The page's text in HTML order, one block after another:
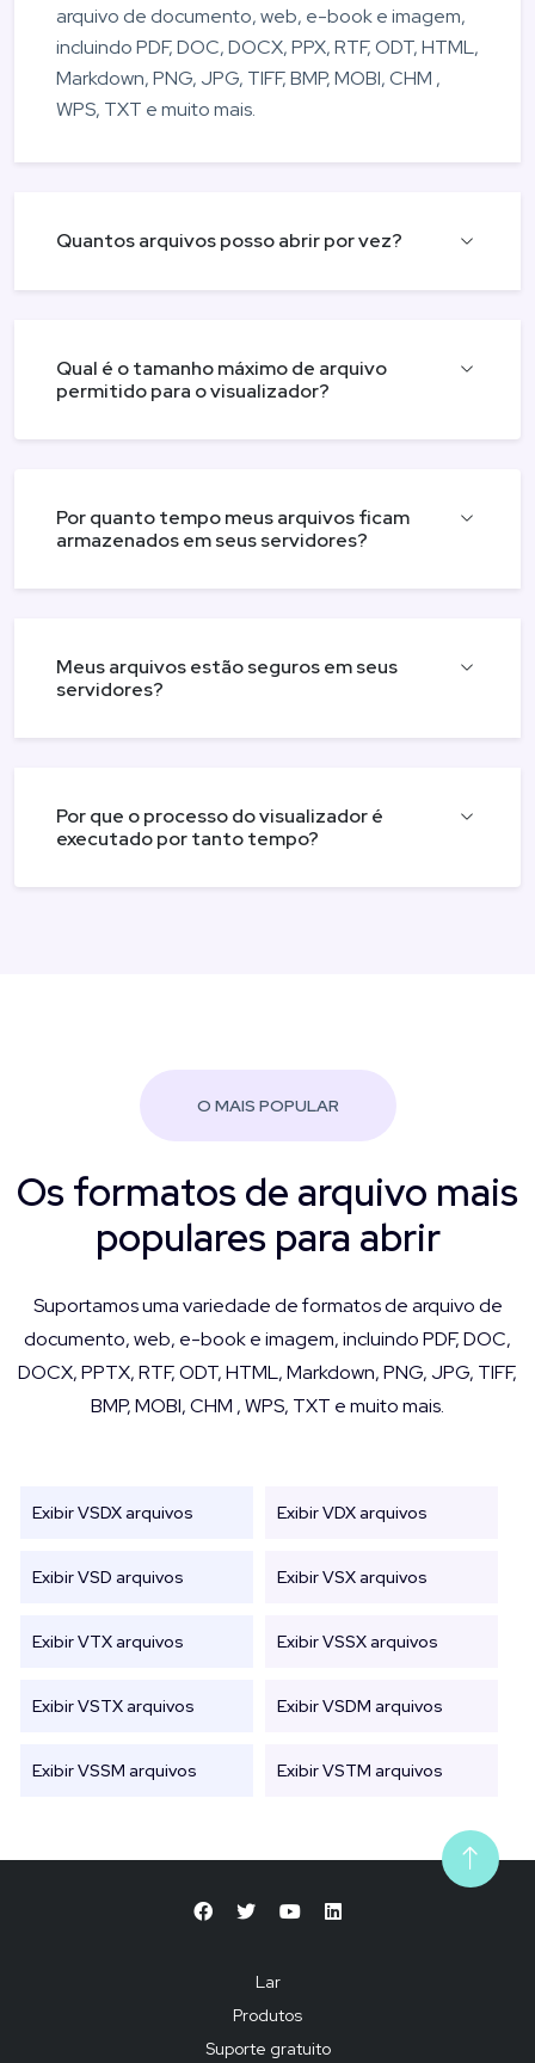
arquivo de documento, web, e-book e imagem,
incluindo PDF, DOC, DOCX, PPX, RTF, ODT, HTML,
Markdown, PNG, JPG, TIFF, BMP, MOBI, CHM ,
WPS, TXT e muito mais.
Quantos arquivos posso abrir por vez?
Qual é o tamanho máximo de arquivo
permitido para o visualizador?
Por quanto tempo meus arquivos ficam
armazenados em seus servidores?
Meus arquivos estão seguros em seus
servidores?
Por que o processo do visualizador é
executado por tanto tempo?
O MAIS POPULAR
Os formatos de arquivo mais
populares para abrir
Suportamos uma variedade de formatos de arquivo de
documento, web, e-book e imagem, incluindo PDF, DOC,
DOCX, PPTX, RTF, ODT, HTML, Markdown, PNG, JPG, TIFF,
BMP, MOBI, CHM , WPS, TXT e muito mais.
Exibir VSDX arquivos Exibir VDX arquivos
Exibir VSD arquivos Exibir VSX arquivos
Exibir VTX arquivos Exibir VSSX arquivos
Exibir VSTX arquivos Exibir VSDM arquivos
Exibir VSSM arquivos Exibir VSTM arquivos
Lar
Produtos
Suporte gratuito